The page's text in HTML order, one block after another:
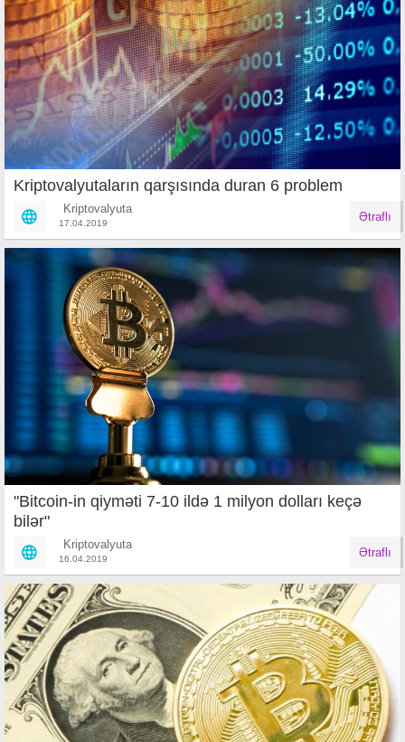
Kriptovalyutaların qarşısında duran 6 problem
Kriptovalyuta
17.04.2019 Ətraflı
"Bitcoin-in qiyməti 7-10 ildə 1 milyon dolları keçə
bilər"
Kriptovalyuta
16.04.2019 Ətraflı